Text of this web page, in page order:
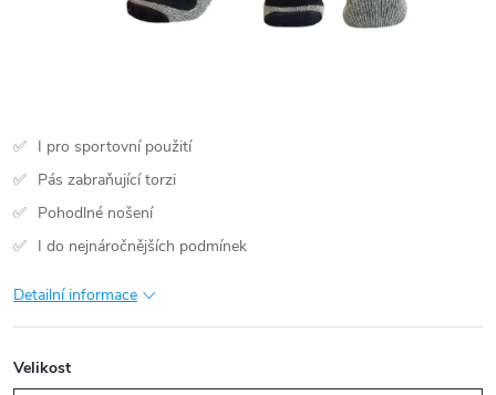
I pro sportovní použití
Pás zabraňující torzi
Pohodlné nošení
I do nejnáročnějších podmínek
Detailní informace
Velikost